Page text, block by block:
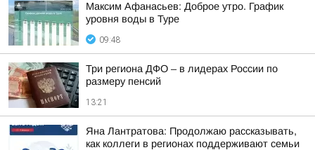
Максим Афанасьев: Доброе утро. График
уровня воды в Туре
09:48
Три региона ДФО – в лидерах России по
размеру пенсий
13:21
Яна Лантратова: Продолжаю рассказывать,
как коллеги в регионах поддерживают семьи